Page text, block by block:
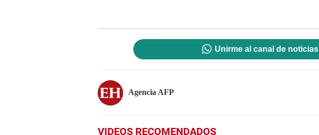
Unirme al canal de noticias
Agencia AFP
VIDEOS RECOMENDADOS